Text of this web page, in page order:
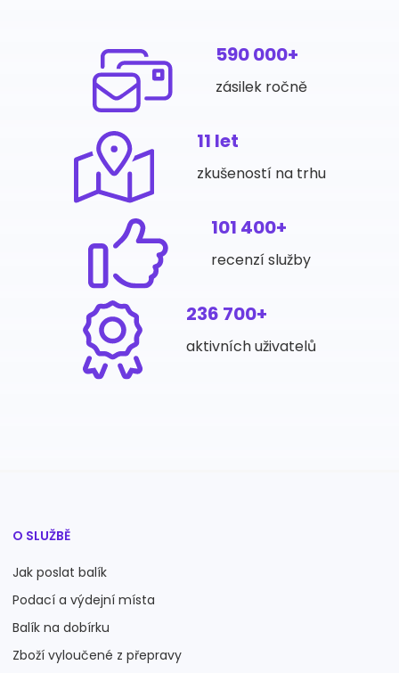
590 000+
zásilek ročně
11 let
zkušeností na trhu
101 400+
recenzí služby
236 700+
aktivních uživatelů
O SLUŽBĚ
Jak poslat balík
Podací a výdejní místa
Balík na dobírku
Zboží vyloučené z přepravy